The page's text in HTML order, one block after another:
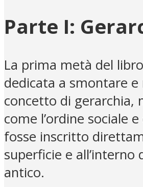
Parte I:
La prima metà del
dedicata a smontare
concetto di gerarchia,
come l’ordine sociale
fosse inscritto
superficie e all’interno
antico.